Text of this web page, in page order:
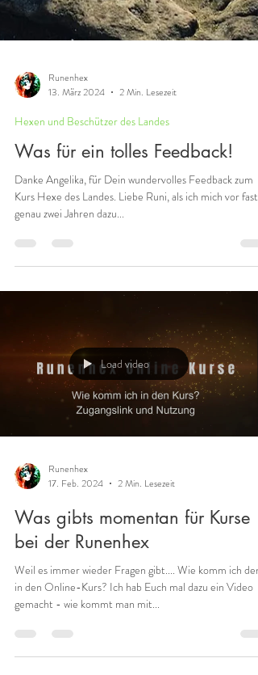
13. März 2024
Hexen und Beschützer des Landes
Was für ein tolles Feedback!
Danke Angelika, für Dein wundervolles Feedback zum
Kurs Hexe des Landes. Liebe Runi, als ich mich vor fast
genau zwei Jahren dazu...
17. Feb. 2024
Was gibts momentan für Kurse